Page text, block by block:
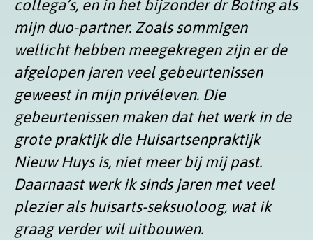
collega’s, en in het bijzonder dr Boting als
mijn duo-partner. Zoals sommigen
wellicht hebben meegekregen zijn er de
afgelopen jaren veel gebeurtenissen
geweest in mijn privéleven. Die
gebeurtenissen maken dat het werk in de
grote praktijk die Huisartsenpraktijk
Nieuw Huys is, niet meer bij mij past.
Daarnaast werk ik sinds jaren met veel
plezier als huisarts-seksuoloog, wat ik
graag verder wil uitbouwen.